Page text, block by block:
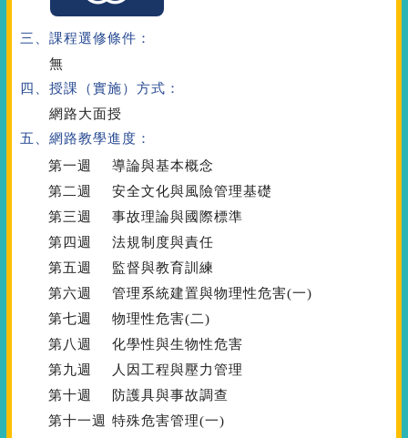
三、課程選修條件：
無
四、授課（實施）方式：
網路大面授
五、網路教學進度：
第一週
導論與基本概念
第二週
安全文化與風險管理基礎
第三週
事故理論與國際標準
第四週
法規制度與責任
第五週
監督與教育訓練
第六週
管理系統建置與物理性危害(一)
第七週
物理性危害(二)
第八週
化學性與生物性危害
第九週
人因工程與壓力管理
第十週
防護具與事故調查
第十一週
特殊危害管理(一)